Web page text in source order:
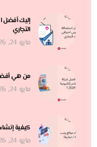
إليك أفضل
التجاري
مايو 24, 2026
من هي أفضل
مايو 24, 2026
كيفية
مايو 24, 2026